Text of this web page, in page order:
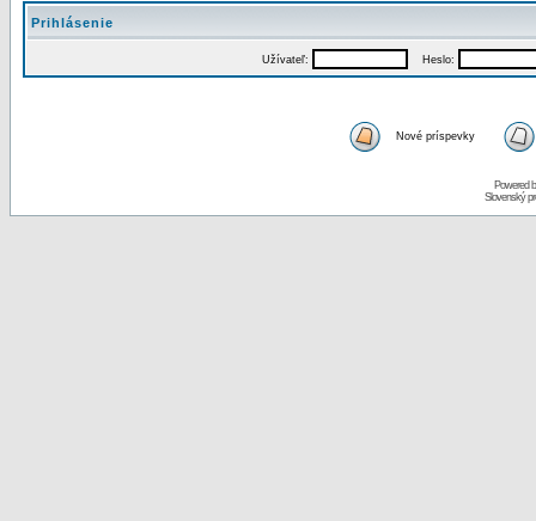
Prihlásenie
Užívateľ: Heslo:
Nové príspevky
Powered
Slovenský